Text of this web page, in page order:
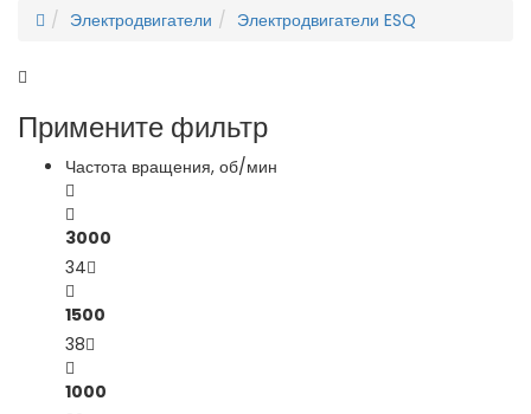
Электродвигатели
Электродвигатели ESQ
Примените фильтр
Частота вращения, об/мин
3000
34
1500
38
1000